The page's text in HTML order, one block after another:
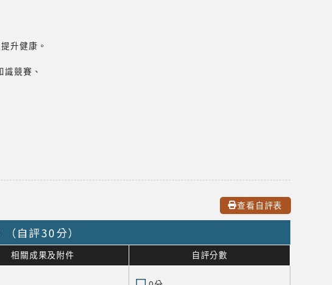
升健康。
競賽、
查看自評表
自評30分）
相關成果及附件 自評分數